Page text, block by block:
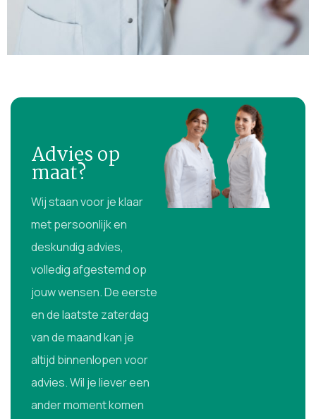
Advies op
maat?
Wij staan voor je klaar
met persoonlijk en
deskundig advies,
volledig afgestemd op
jouw wensen. De eerste
en de laatste zaterdag
van de maand kan je
altijd binnenlopen voor
advies. Wil je liever een
ander moment komen